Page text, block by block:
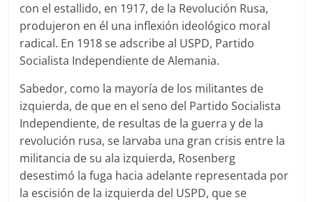
con el estallido, en 1917, de la Revolución Rusa,
produjeron en él una inflexión ideológico moral
radical. En 1918 se adscribe al USPD, Partido
Socialista Independiente de Alemania.
Sabedor, como la mayoría de los militantes de
izquierda, de que en el seno del Partido Socialista
Independiente, de resultas de la guerra y de la
revolución rusa, se larvaba una gran crisis entre la
militancia de su ala izquierda, Rosenberg
desestimó la fuga hacia adelante representada por
la escisión de la izquierda del USPD, que se